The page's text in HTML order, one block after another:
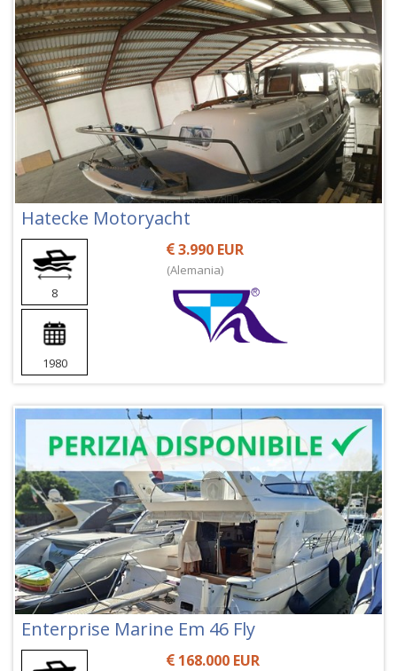
Hatecke Motoryacht
8
1980
3.990 EUR
(Alemania)
Enterprise Marine Em 46 Fly
168.000 EUR